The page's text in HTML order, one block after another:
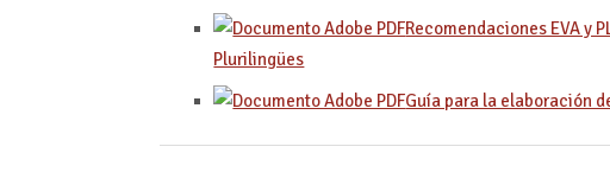
Recomendaciones EVA y
Plurilingües
Guía para la elaboración